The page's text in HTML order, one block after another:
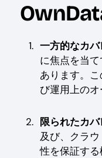
一方的なカ
に焦点を当
あります。
び運用上のオ
限られたカ
及び、クラ
性を保証す